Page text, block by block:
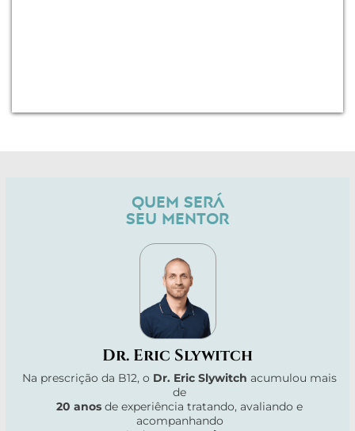
QUEM SERÁ
SEU MENTOR
Dr. Eric Slywitch
Na prescrição da B12, o Dr. Eric Slywitch acumulou mais
de
20 anos de experiência tratando, avaliando e
acompanhando